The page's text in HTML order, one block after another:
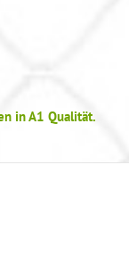
in A1 Qualität.